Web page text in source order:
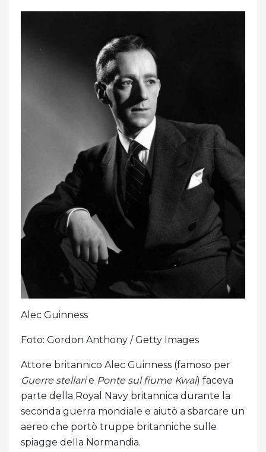
Alec Guinness
Foto: Gordon Anthony / Getty Images
Attore britannico Alec Guinness (famoso per
Guerre stellarie Ponte sul fiume Kwai) faceva
parte della Royal Navy britannica durante la
seconda guerra mondiale e aiutò a sbarcare un
aereo che portò truppe britanniche sulle
spiagge della Normandia.